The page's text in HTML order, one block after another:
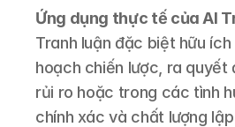
Ứng dụng thực tế của AI
Tranh luận đặc biệt hữu
hoạch chiến lược, ra quyết
rủi ro hoặc trong các tình
chính xác và chất lượng